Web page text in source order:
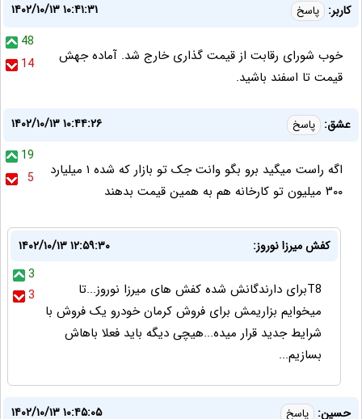
کاربر: پاسخ
۱۴۰۲/۱۰/۱۳ ۱۰:۴۱:۳۱
48
14
خوب شورای رقابت از قیمت گذاری خارج شد. آماده جهش
قیمت تا اسفند باشید.
عشق: پاسخ
۱۴۰۲/۱۰/۱۳ ۱۰:۴۴:۲۶
19
5
اگه راست میگید برو بگو وانت جک تو بازار که شده ۱ میلیارد
۳۰۰ میلیون تو کارخانه هم به همین قیمت بدهند
کفش میرزا نوروز:
۱۴۰۲/۱۰/۱۳ ۱۲:۵۹:۳۰
3
3
T8برای دارندگانش شده کفش های میرزا نوروز...تا
میخوایم بزاریمش برای فروش کرمان خودرو یک فروش با
شرایط جدید قرار میده...هیچی دیگه باید فعلا باهاش
بسازیم...
حسین: پاسخ ۱۴۰۲/۱۰/۱۳ ۱۰:۴۵:۰۵